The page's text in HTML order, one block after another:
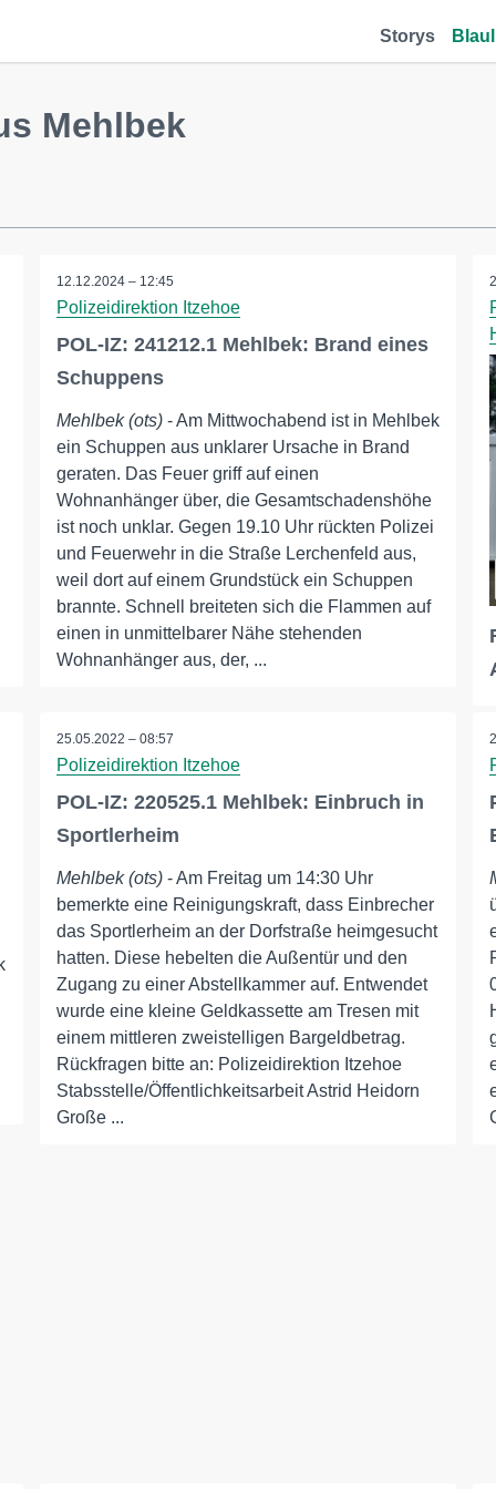
Storys
Mehlbek
12.12.2024 – 12:45
Polizeidirektion Itzehoe
POL-IZ: 241212.1 Mehlbek: Brand eines
Schuppens
Mehlbek (ots)- Am Mittwochabend ist in Mehlbek
ein Schuppen aus unklarer Ursache in Brand
geraten. Das Feuer griff auf einen
Wohnanhänger über, die Gesamtschadenshöhe
ist noch unklar. Gegen 19.10 Uhr rückten Polizei
und Feuerwehr in die Straße Lerchenfeld aus,
weil dort auf einem Grundstück ein Schuppen
brannte. Schnell breiteten sich die Flammen auf
einen in unmittelbarer Nähe stehenden
Wohnanhänger aus, der, ...
25.05.2022 – 08:57
Polizeidirektion Itzehoe
POL-IZ: 220525.1 Mehlbek: Einbruch in
Sportlerheim
Mehlbek (ots)- Am Freitag um 14:30 Uhr
bemerkte eine Reinigungskraft, dass Einbrecher
das Sportlerheim an der Dorfstraße heimgesucht
hatten. Diese hebelten die Außentür und den
Zugang zu einer Abstellkammer auf. Entwendet
wurde eine kleine Geldkassette am Tresen mit
einem mittleren zweistelligen Bargeldbetrag.
Rückfragen bitte an: Polizeidirektion Itzehoe
Stabsstelle/Öffentlichkeitsarbeit Astrid Heidorn
Große ...